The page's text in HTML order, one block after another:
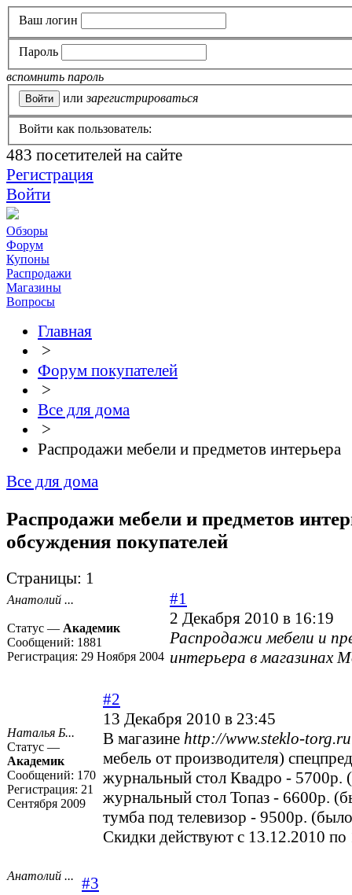
Ваш логин
Пароль
вспомнить пароль
или зарегистрироваться
Войти как пользователь:
483 посетителей на сайте
Регистрация
Войти
Обзоры
Форум
Купоны
Распродажи
Магазины
Вопросы
Главная
>
Форум покупателей
>
Все для дома
>
Распродажи мебели и предметов интерьера
Все для дома
Распродажи мебели и предметов
обсуждения покупателей
Страницы: 1
Анатолий ...
Статус — Академик
Сообщений: 1881
Регистрация: 29 Ноября 2004
#1
2 Декабря 2010 в 16:19
Распродажи мебели и
интерьера в магазинах
Наталья Б...
Статус —
Академик
Сообщений: 170
Регистрация: 21
Сентября 2009
#2
13 Декабря 2010 в 23:45
В магазине http://www.steklo-torg.ru
мебель от производителя)
журнальный стол Квадро - 5700р.
журнальный стол Топаз - 6600р.
тумба под телевизор - 9500р.
Скидки действуют с 13.12.2010 по
Анатолий ...
#3